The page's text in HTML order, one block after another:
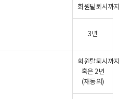
회원탈퇴시까
3년
회원탈퇴시까
혹은 2년
(재동의)